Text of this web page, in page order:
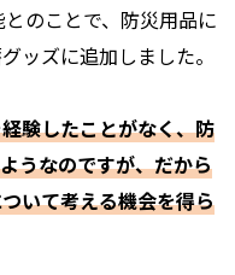
のことで、防災用品に
ッズに追加しました。
験したことがなく、防
うなのですが、だから
いて考える機会を得ら